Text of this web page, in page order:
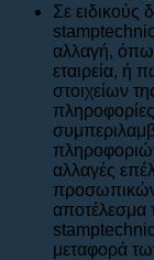
Σε ειδικούς
αλλαγή,
εταιρεία, ή
στοιχείων
αλλαγές
αποτέλεσμα
μεταφορά